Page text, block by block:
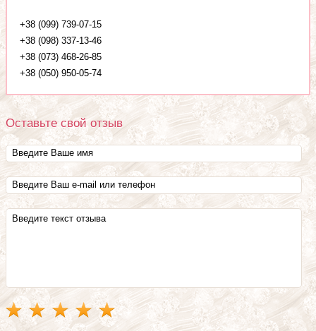
+38 (099) 739-07-15
+38 (098) 337-13-46
+38 (073) 468-26-85
+38 (050) 950-05-74
Оставьте свой отзыв